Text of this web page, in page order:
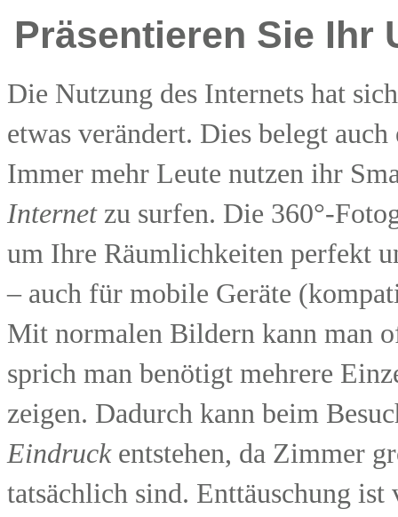
Präsentieren Sie Ihr
Die Nutzung des Internets hat
etwas verändert. Dies belegt
Immer mehr Leute nutzen ihr
Internetzu surfen. Die 360°-
um Ihre Räumlichkeiten perfekt
– auch für mobile Geräte
Mit normalen Bildern kann man
sprich man benötigt mehrere
zeigen. Dadurch kann beim
Eindruckentstehen, da Zimmer
tatsächlich sind. Enttäuschung